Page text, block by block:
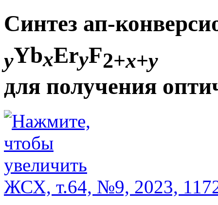
Синтез ап-
yYbxEryF2+x+y
для получения
ЖСХ, т.64, №9, 2023,